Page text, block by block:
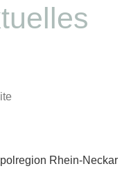
Rhein-Neckar